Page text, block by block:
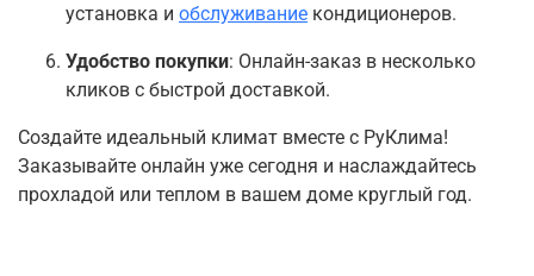
установка и обслуживание кондиционеров.
Удобство покупки: Онлайн-заказ в несколько
кликов с быстрой доставкой.
Создайте идеальный климат вместе с РуКлима!
Заказывайте онлайн уже сегодня и наслаждайтесь
прохладой или теплом в вашем доме круглый год.